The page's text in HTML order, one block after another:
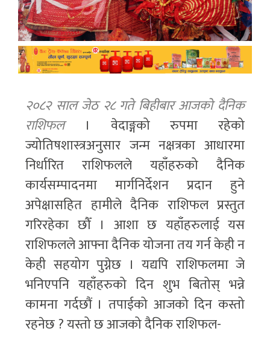
२०८२ साल जेठ २८ गते बिहीबार आजको दैनिक
राशिफल । वेदाङ्गको रुपमा रहेको
ज्योतिषशास्त्रअनुसार जन्म नक्षत्रका आधारमा
निर्धारित राशिफलले यहाँहरुको दैनिक
कार्यसम्पादनमा मार्गनिर्देशन प्रदान हुने
अपेक्षासहित हामीले दैनिक राशिफल प्रस्तुत
गरिरहेका छौँ । आशा छ यहाँहरुलाई यस
राशिफलले आफ्ना दैनिक योजना तय गर्न केही न
केही सहयोग पुग्नेछ । यद्यपि राशिफलमा जे
भनिएपनि यहाँहरुको दिन शुभ बितोस् भन्ने
कामना गर्दछौं । तपाईको आजको दिन कस्तो
रहनेछ ? यस्तो छ आजको दैनिक राशिफल-